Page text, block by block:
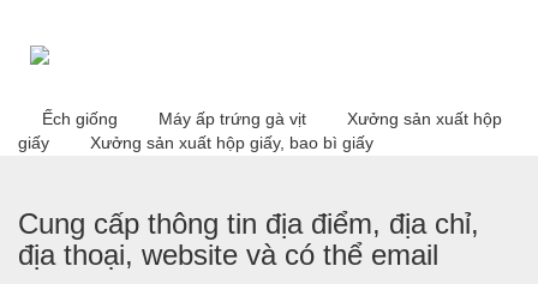
Ếch giống Máy ấp trứng gà vịt
Xưởng sản xuất hộp
giấy
Xưởng sản xuất hộp giấy, bao bì giấy
Cung cấp thông tin địa điểm, địa chỉ,
địa thoại, website và có thể email